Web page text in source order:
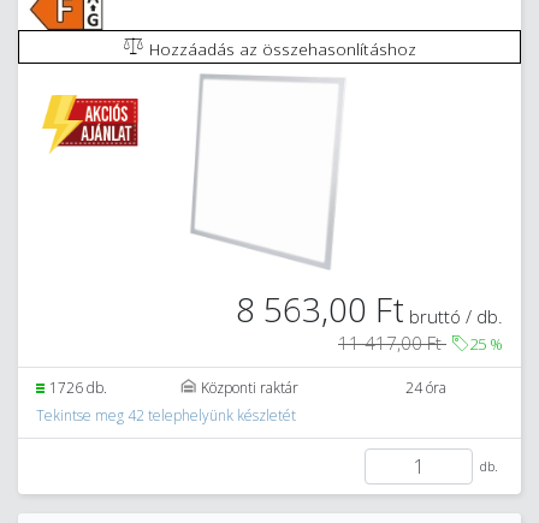
Hozzáadás az összehasonlításhoz
8 563,00 Ft bruttó / db.
11 417,00 Ft
25 %
1726 db. Központi raktár
24 óra
Tekintse meg 42 telephelyünk készletét
db.